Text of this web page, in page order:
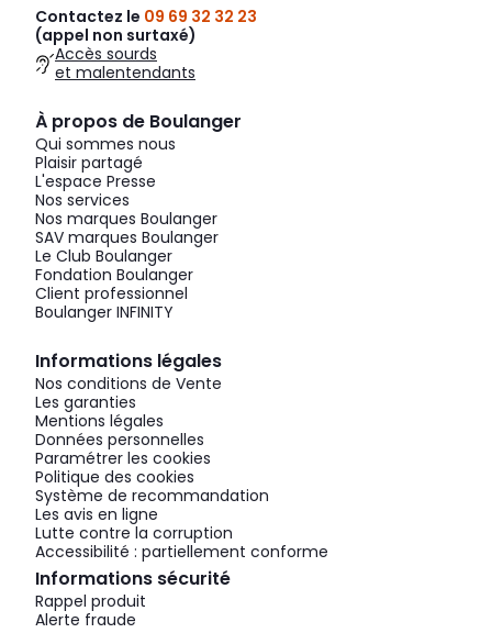
Contactez le 09 69 32 32 23
(appel non surtaxé)
Accès sourds
et malentendants
À propos de Boulanger
Qui sommes nous
Plaisir partagé
L'espace Presse
Nos services
Nos marques Boulanger
SAV marques Boulanger
Le Club Boulanger
Fondation Boulanger
Client professionnel
Boulanger INFINITY
Informations légales
Nos conditions de Vente
Les garanties
Mentions légales
Données personnelles
Paramétrer les cookies
Politique des cookies
Système de recommandation
Les avis en ligne
Lutte contre la corruption
Accessibilité : partiellement conforme
Informations sécurité
Rappel produit
Alerte fraude